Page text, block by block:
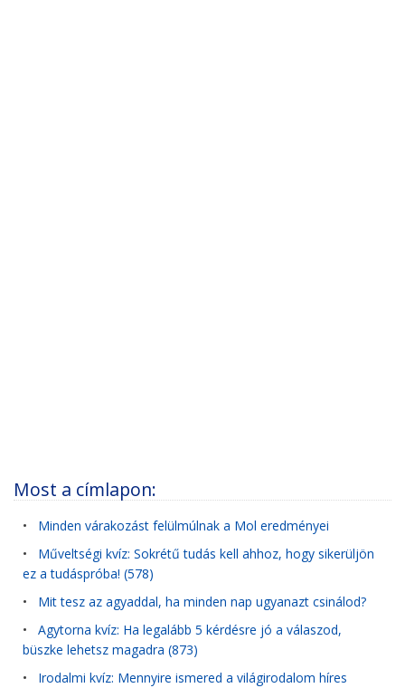
Most a címlapon:
• Minden várakozást felülmúlnak a Mol eredményei
• Műveltségi kvíz: Sokrétű tudás kell ahhoz, hogy sikerüljön
ez a tudáspróba! (578)
• Mit tesz az agyaddal, ha minden nap ugyanazt csinálod?
• Agytorna kvíz: Ha legalább 5 kérdésre jó a válaszod,
büszke lehetsz magadra (873)
• Irodalmi kvíz: Mennyire ismered a világirodalom híres